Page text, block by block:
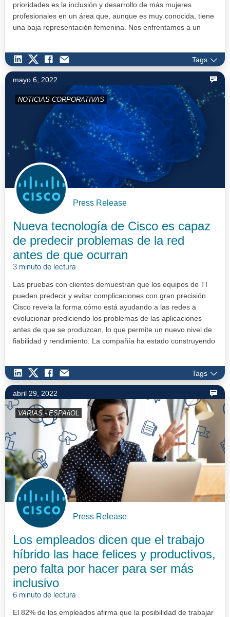
prioridades es la inclusión y desarrollo de más mujeres
profesionales en un área que, aunque es muy conocida, tiene
una baja representación femenina. Nos enfrentamos a un
Tags
mayo 6, 2022
NOTICIAS CORPORATIVAS
Press Release
Nueva tecnología de Cisco es capaz
de predecir problemas de la red
antes de que ocurran
3 minuto de lectura
Las pruebas con clientes demuestran que los equipos de TI
pueden predecir y evitar complicaciones con gran precisión
Cisco revela la forma cómo está ayudando a las redes a
evolucionar prediciendo los problemas de las aplicaciones
antes de que se produzcan, lo que permite un nuevo nivel de
fiabilidad y rendimiento. La compañía ha estado construyendo
Tags
abril 29, 2022
VARIAS - ESPAñOL
Press Release
Los empleados dicen que el trabajo
híbrido las hace felices y productivos,
pero falta por hacer para ser más
inclusivo
6 minuto de lectura
El 82% de los empleados afirma que la posibilidad de trabajar